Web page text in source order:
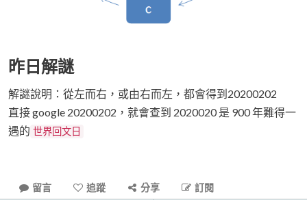
昨日解謎
解謎說明：從左而右，或由右而左，都會得到20200202
直接 google 20200202，就會查到 2020020 是 900 年難得一
遇的 世界回文日
留言 追蹤 分享 訂閱